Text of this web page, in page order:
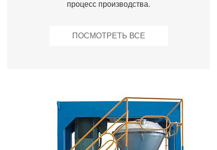
процесс производства.
ПОСМОТРЕТЬ ВСЕ